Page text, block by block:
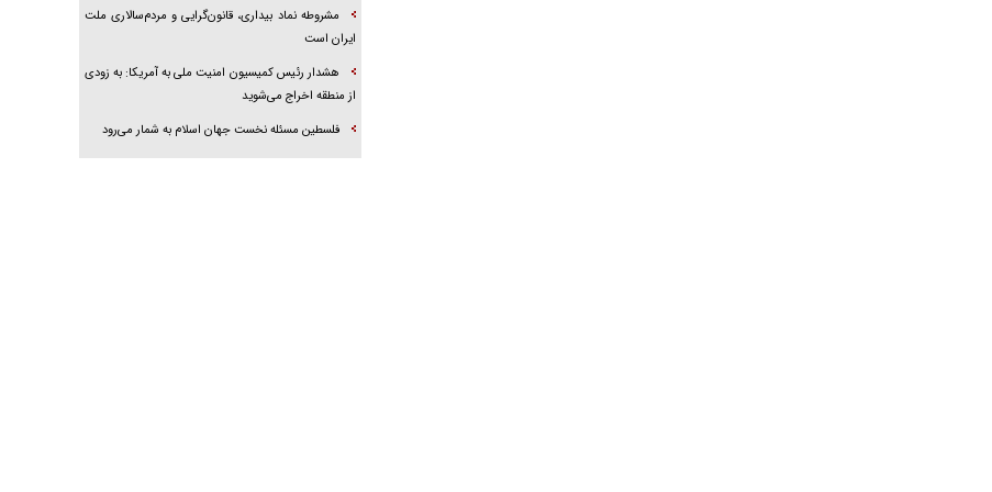
مشروطه نماد بیداری، قانون‌گرایی و مردم‌سالاری ملت
ایران است
هشدار رئیس کمیسیون امنیت ملی به آمریکا: به زودی
از منطقه اخراج می‌شوید
فلسطین مسئله نخست جهان اسلام به شمار می‌رود